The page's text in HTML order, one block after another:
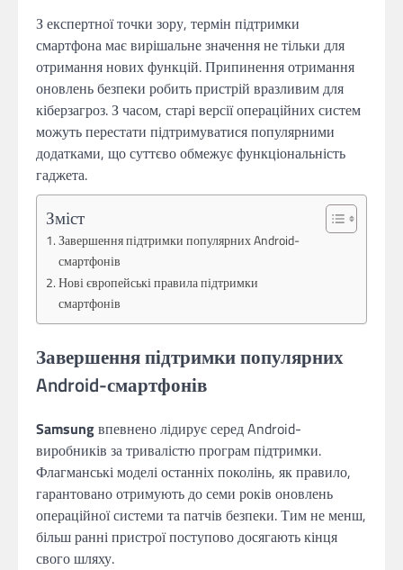
З експертної точки зору, термін підтримки
смартфона має вирішальне значення не тільки для
отримання нових функцій. Припинення отримання
оновлень безпеки робить пристрій вразливим для
кіберзагроз. З часом, старі версії операційних систем
можуть перестати підтримуватися популярними
додатками, що суттєво обмежує функціональність
гаджета.
Зміст
Завершення підтримки популярних Android-
смартфонів
Нові європейські правила підтримки
смартфонів
Завершення підтримки популярних
Android-смартфонів
Samsungвпевнено лідирує серед Android-
виробників за тривалістю програм підтримки.
Флагманські моделі останніх поколінь, як правило,
гарантовано отримують до семи років оновлень
операційної системи та патчів безпеки. Тим не менш,
більш ранні пристрої поступово досягають кінця
свого шляху.